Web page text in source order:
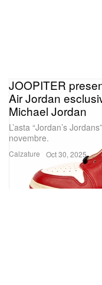
Calzature
JOOPITER
Air Jordan
Michael Jordan
L’asta “Jordan’s
novembre.
Oct 30, 2025